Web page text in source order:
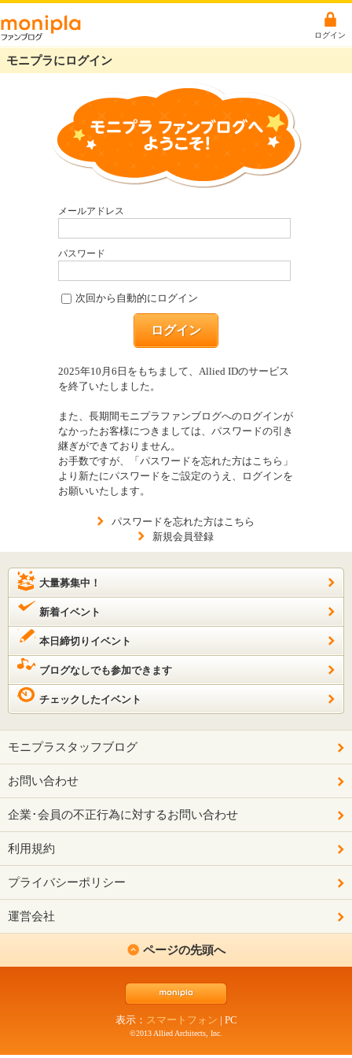
ログイン
モニプラにログイン
メールアドレス
パスワード
次回から自動的にログイン
ログイン
2025年10月6日をもちまして、Allied IDのサービス
を終了いたしました。
また、長期間モニプラファンブログへのログインが
なかったお客様につきましては、パスワードの引き
継ぎができておりません。
お手数ですが、「パスワードを忘れた方はこちら」
より新たにパスワードをご設定のうえ、ログインを
お願いいたします。
パスワードを忘れた方はこちら
新規会員登録
大量募集中！
新着イベント
本日締切りイベント
ブログなしでも参加できます
チェックしたイベント
モニプラスタッフブログ
お問い合わせ
企業･会員の不正行為に対するお問い合わせ
利用規約
プライバシーポリシー
運営会社
ページの先頭へ
表示： スマートフォン | PC
©2013 Allied Architects, Inc.